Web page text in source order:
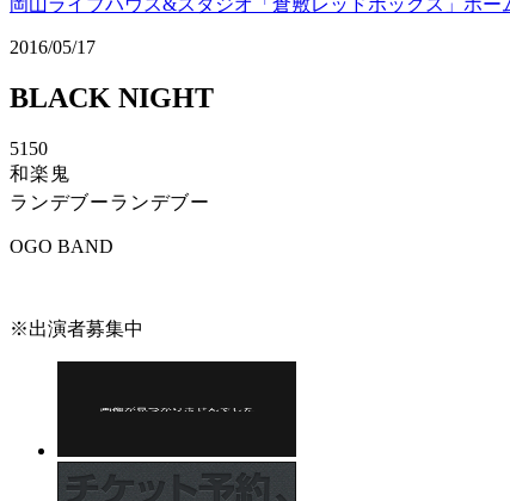
2016/05/17
BLACK NIGHT
5150
和楽鬼
ランデブーランデブー
OGO BAND
※出演者募集中